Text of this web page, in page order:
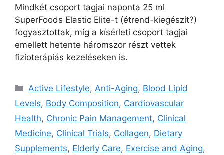
Mindkét csoport tagjai naponta 25 ml
SuperFoods Elastic Elite-t (étrend-kiegészít?)
fogyasztottak, míg a kísérleti csoport tagjai
emellett hetente háromszor részt vettek
fizioterápiás kezeléseken is.
Active Lifestyle, Anti-Aging, Blood Lipid
Levels, Body Composition, Cardiovascular
Health, Chronic Pain Management, Clinical
Medicine, Clinical Trials, Collagen, Dietary
Supplements, Elderly Care, Exercise and Aging,